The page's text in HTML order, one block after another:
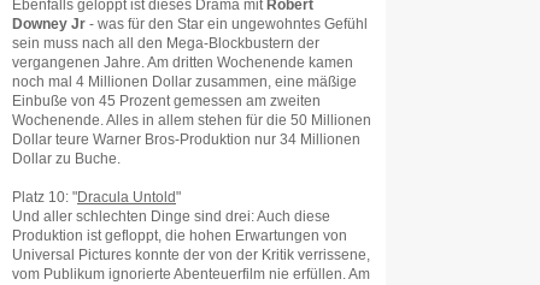
Ebenfalls geloppt ist dieses Drama mit Robert
Downey Jr - was für den Star ein ungewohntes Gefühl
sein muss nach all den Mega-Blockbustern der
vergangenen Jahre. Am dritten Wochenende kamen
noch mal 4 Millionen Dollar zusammen, eine mäßige
Einbuße von 45 Prozent gemessen am zweiten
Wochenende. Alles in allem stehen für die 50 Millionen
Dollar teure Warner Bros-Produktion nur 34 Millionen
Dollar zu Buche.
Platz 10: "Dracula Untold"
Und aller schlechten Dinge sind drei: Auch diese
Produktion ist gefloppt, die hohen Erwartungen von
Universal Pictures konnte der von der Kritik verrissene,
vom Publikum ignorierte Abenteuerfilm nie erfüllen. Am